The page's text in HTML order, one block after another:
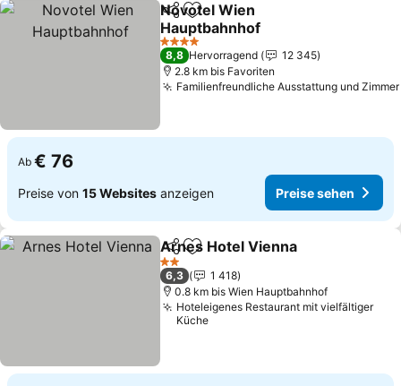
TeilenZu Favoriten hinzufügen
Novotel Wien
Hauptbahnhof
Preise sehen
4 Sterne
8,8 Hervorragend
12 345
2.8 km bis Favoriten
Familienfreundliche Ausstattung und Zimmer
Ab € 76
Preise von 15 Websites anzeigen Preise sehen
TeilenZu Favoriten hinzufügen
Arnes Hotel Vienna
2 Sterne
6,3
1 418
0.8 km bis Wien Hauptbahnhof
Hoteleigenes Restaurant mit vielfältiger
Küche